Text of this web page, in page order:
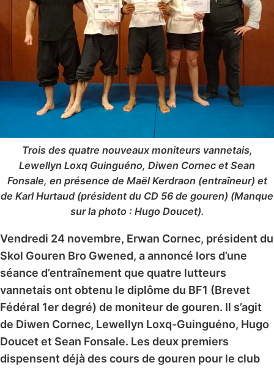
Trois des quatre nouveaux moniteurs vannetais,
Lewellyn Loxq Guinguéno, Diwen Cornec et Sean
Fonsale, en présence de Maël Kerdraon (entraîneur) et
de Karl Hurtaud (président du CD 56 de gouren) (Manque
sur la photo : Hugo Doucet).
Vendredi 24 novembre, Erwan Cornec, président du
Skol Gouren Bro Gwened, a annoncé lors d’une
séance d’entraînement que quatre lutteurs
vannetais ont obtenu le diplôme du BF1 (Brevet
Fédéral 1er degré) de moniteur de gouren. Il s’agit
de Diwen Cornec, Lewellyn Loxq-Guinguéno, Hugo
Doucet et Sean Fonsale. Les deux premiers
dispensent déjà des cours de gouren pour le club